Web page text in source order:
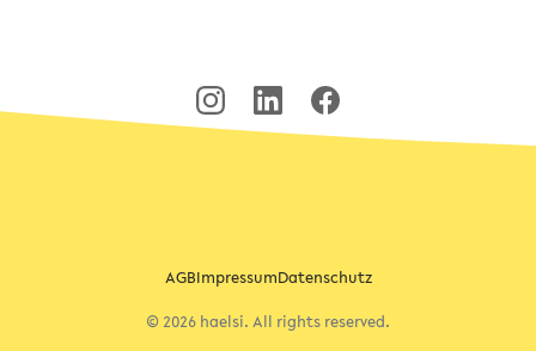
© 2026 haelsi. All rights reserved.
AGBImpressumDatenschutz